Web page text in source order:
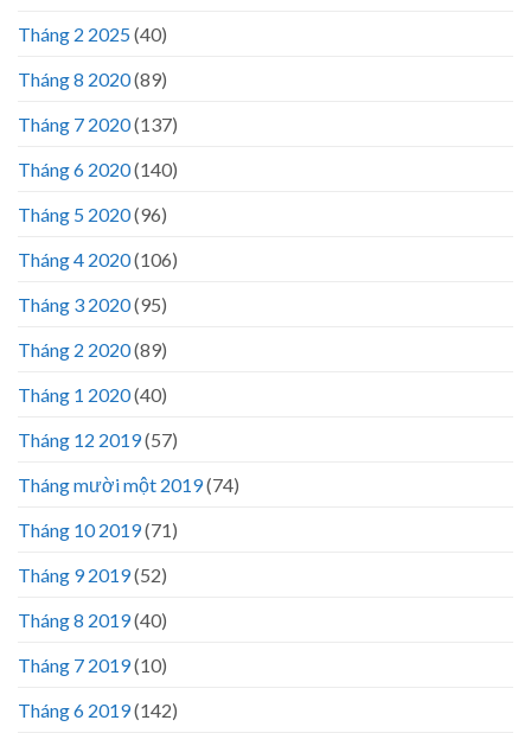
Tháng 2 2025(40)
Tháng 8 2020(89)
Tháng 7 2020(137)
Tháng 6 2020(140)
Tháng 5 2020(96)
Tháng 4 2020(106)
Tháng 3 2020(95)
Tháng 2 2020(89)
Tháng 1 2020(40)
Tháng 12 2019(57)
Tháng mười một 2019(74)
Tháng 10 2019(71)
Tháng 9 2019(52)
Tháng 8 2019(40)
Tháng 7 2019(10)
Tháng 6 2019(142)